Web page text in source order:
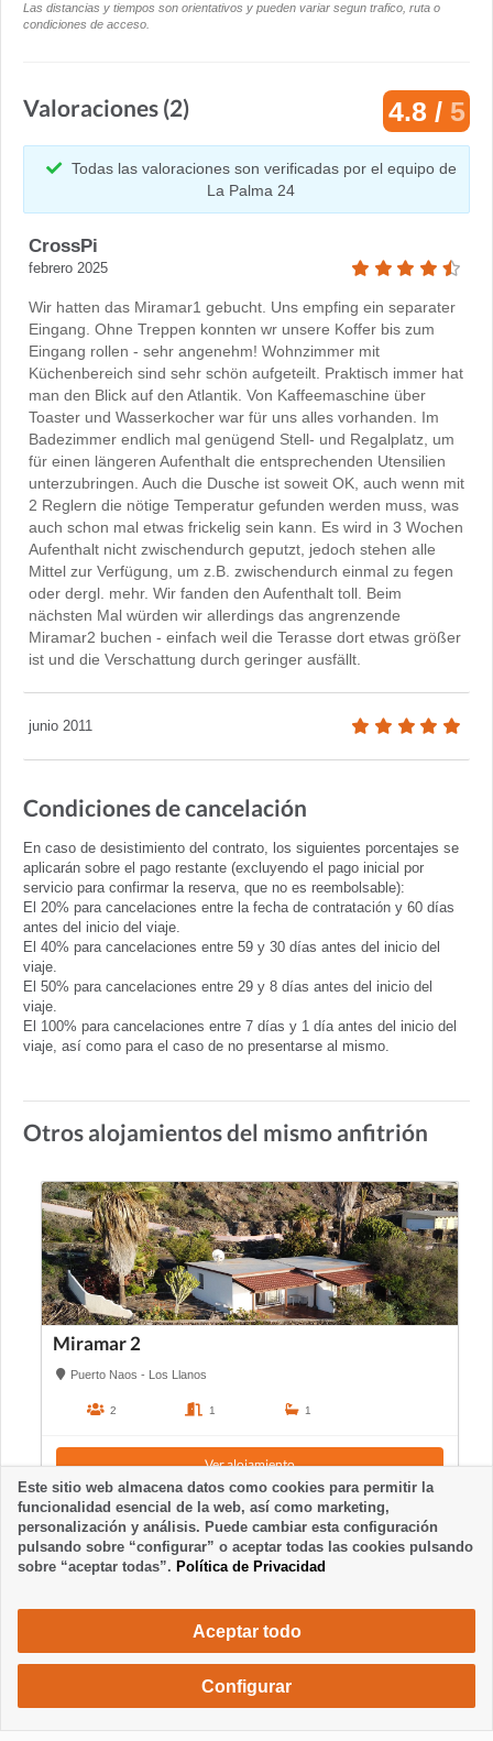
Las distancias y tiempos son orientativos y pueden variar segun trafico, ruta o
condiciones de acceso.
Valoraciones (2) 4.8 / 5
Todas las valoraciones son verificadas por el equipo de
La Palma 24
CrossPi
febrero 2025
Wir hatten das Miramar1 gebucht. Uns empfing ein separater
Eingang. Ohne Treppen konnten wr unsere Koffer bis zum
Eingang rollen - sehr angenehm! Wohnzimmer mit
Küchenbereich sind sehr schön aufgeteilt. Praktisch immer hat
man den Blick auf den Atlantik. Von Kaffeemaschine über
Toaster und Wasserkocher war für uns alles vorhanden. Im
Badezimmer endlich mal genügend Stell- und Regalplatz, um
für einen längeren Aufenthalt die entsprechenden Utensilien
unterzubringen. Auch die Dusche ist soweit OK, auch wenn mit
2 Reglern die nötige Temperatur gefunden werden muss, was
auch schon mal etwas frickelig sein kann. Es wird in 3 Wochen
Aufenthalt nicht zwischendurch geputzt, jedoch stehen alle
Mittel zur Verfügung, um z.B. zwischendurch einmal zu fegen
oder dergl. mehr. Wir fanden den Aufenthalt toll. Beim
nächsten Mal würden wir allerdings das angrenzende
Miramar2 buchen - einfach weil die Terasse dort etwas größer
ist und die Verschattung durch geringer ausfällt.
junio 2011
Condiciones de cancelación
En caso de desistimiento del contrato, los siguientes porcentajes se
aplicarán sobre el pago restante (excluyendo el pago inicial por
servicio para confirmar la reserva, que no es reembolsable):
El 20% para cancelaciones entre la fecha de contratación y 60 días
antes del inicio del viaje.
El 40% para cancelaciones entre 59 y 30 días antes del inicio del
viaje.
El 50% para cancelaciones entre 29 y 8 días antes del inicio del
viaje.
El 100% para cancelaciones entre 7 días y 1 día antes del inicio del
viaje, así como para el caso de no presentarse al mismo.
Otros alojamientos del mismo anfitrión
Miramar 2
Puerto Naos - Los Llanos
2 1 1
Ver alojamiento
472 €/ semana
Este sitio web almacena datos como cookies para permitir la
funcionalidad esencial de la web, así como marketing,
personalización y análisis. Puede cambiar esta configuración
pulsando sobre “configurar” o aceptar todas las cookies pulsando
sobre “aceptar todas”. Política de Privacidad
Aceptar todo
Configurar